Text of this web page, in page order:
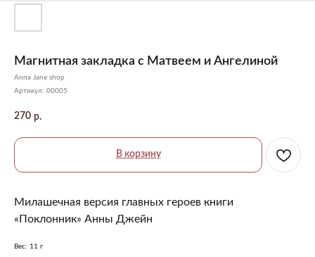
Магнитная закладка с Матвеем и Ангелиной
Anna Jane shop
Артикул: 00005
270 р.
В корзину
Милашечная версия главных героев книги
«Поклонник» Анны Джейн
Вес: 11 г